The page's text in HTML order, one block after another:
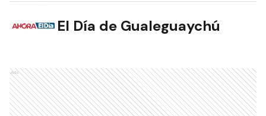
El Día de Gualeguaychú
Ads